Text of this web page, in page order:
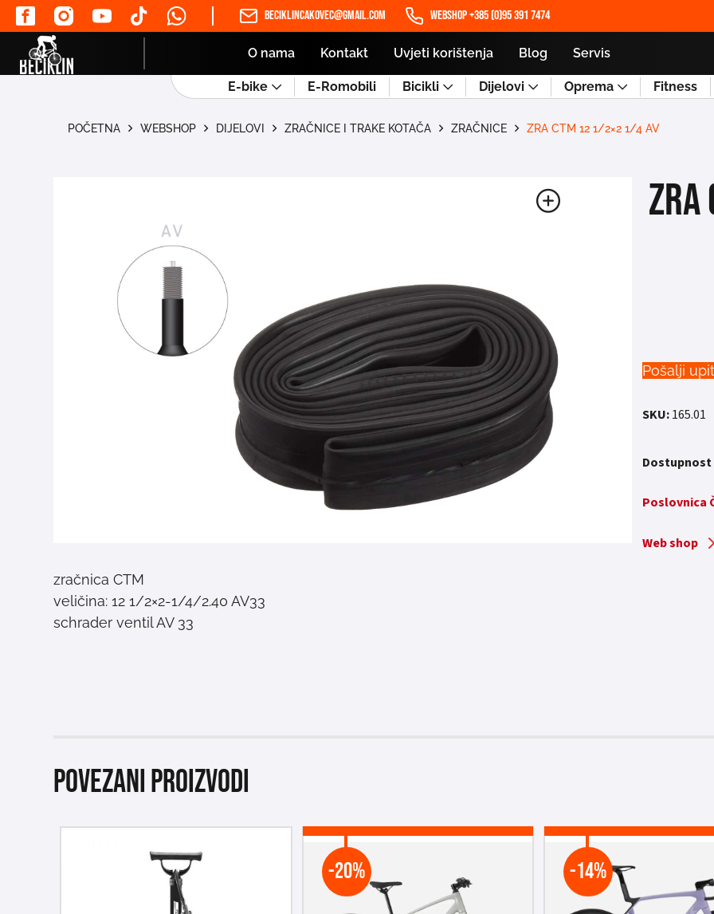
beciklincakovec@gmail.com WEBSHOP +385 (0)95 391 7474
O nama Kontakt Uvjeti korištenja Blog Servis
E-bike E-Romobili Bicikli Dijelovi Oprema Fitness
POČETNA WEBSHOP DIJELOVI ZRAČNICE I TRAKE KOTAČA ZRAČNICE ZRA CTM 12 1/2×2 1/4 AV
zračnica CTM
veličina: 12 1/2×2-1/4/2.40 AV33
schrader ventil AV 33
Pošalji
SKU:165.01
Dostupnost
Poslovnica
Web shop
Povezani proizvodi
-20% -14%